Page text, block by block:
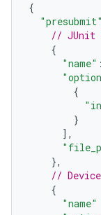
{
"presubmit"
// JUnit
{
"name" :
{
}
],
},
//
{
"name"